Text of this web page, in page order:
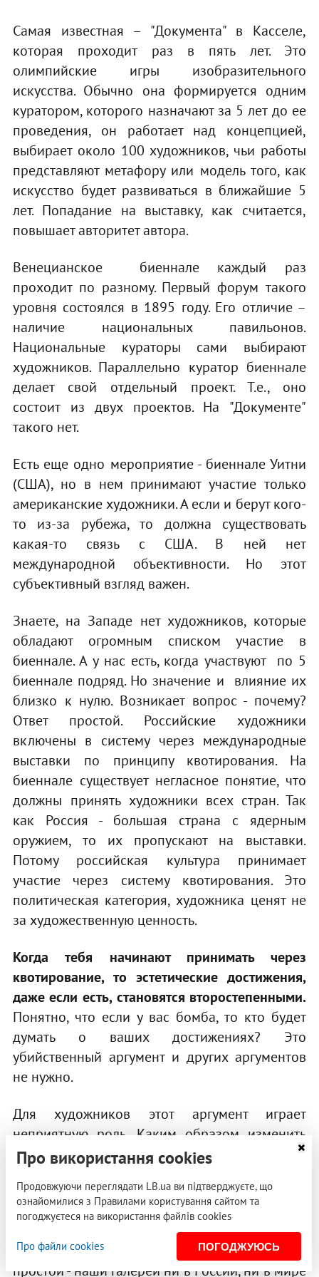
Самая известная – "Документа" в Касселе,
которая проходит раз в пять лет. Это
олимпийские игры изобразительного
искусства. Обычно она формируется одним
куратором, которого назначают за 5 лет до ее
проведения, он работает над концепцией,
выбирает около 100 художников, чьи работы
представляют метафору или модель того, как
искусство будет развиваться в ближайшие 5
лет. Попадание на выставку, как считается,
повышает авторитет автора.
Венецианское биеннале каждый раз
проходит по разному. Первый форум такого
уровня состоялся в 1895 году. Его отличие –
наличие национальных павильонов.
Национальные кураторы сами выбирают
художников. Параллельно куратор биеннале
делает свой отдельный проект. Т.е., оно
состоит из двух проектов. На "Документе"
такого нет.
Есть еще одно мероприятие - биеннале Уитни
(США), но в нем принимают участие только
американские художники. А если и берут кого-
то из-за рубежа, то должна существовать
какая-то связь с США. В ней нет
международной объективности. Но этот
субъективный взгляд важен.
Знаете, на Западе нет художников, которые
обладают огромным списком участие в
биеннале. А у нас есть, когда участвуют по 5
биеннале подряд. Но значение и влияние их
близко к нулю. Возникает вопрос - почему?
Ответ простой. Российские художники
включены в систему через международные
выставки по принципу квотирования. На
биеннале существует негласное понятие, что
должны принять художники всех стран. Так
как Россия - большая страна с ядерным
оружием, то их пропускают на выставки.
Потому российская культура принимает
участие через систему квотирования. Это
политическая категория, художника ценят не
за художественную ценность.
Когда тебя начинают принимать через
квотирование, то эстетические достижения,
даже если есть, становятся второстепенными.
Понятно, что если у вас бомба, то кто будет
думать о ваших достижениях? Это
убийственный аргумент и других аргументов
не нужно.
Для художников этот аргумент играет
неприятную роль. Каким образом изменить
эту систему?
Российская художественная система не может
взять в толк – что у нас не так? Почему русских
художников не принимают? Они участвуют в
биеннале, а влияние на нуле. Ответ на вопрос
простой - наши галереи ни в России, ни в мире
Про використання cookies
Продовжуючи переглядати LB.ua ви підтверджуєте, що
ознайомилися з Правилами користування сайтом та
погоджуєтеся на використання файлів cookies
Про файли cookies ПОГОДЖУЮСЬ